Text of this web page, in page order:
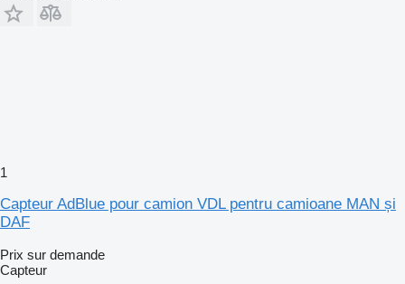
1
Capteur AdBlue pour camion VDL pentru camioane MAN și
DAF
Prix sur demande
Capteur